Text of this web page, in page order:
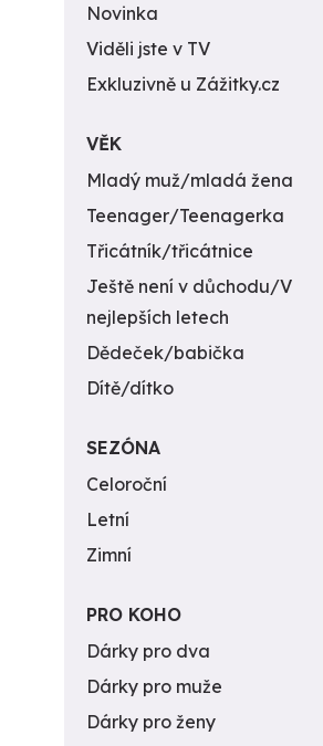
Novinka
Viděli jste v TV
Exkluzivně u Zážitky.cz
VĚK
Mladý muž/mladá žena
Teenager/Teenagerka
Třicátník/třicátnice
Ještě není v důchodu/V
nejlepších letech
Dědeček/babička
Dítě/dítko
SEZÓNA
Celoroční
Letní
Zimní
PRO KOHO
Dárky pro dva
Dárky pro muže
Dárky pro ženy